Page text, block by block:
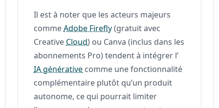
Il est à noter que les acteurs majeurs
commeAdobe Firefly(gratuit avec
Creative Cloud) ou Canva (inclus dans les
abonnements Pro) tendent à intégrer l’
IA générative comme une fonctionnalité
complémentaire plutôt qu’un produit
autonome, ce qui pourrait limiter